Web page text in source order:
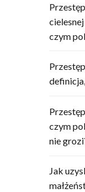
czym
czym
nie
Jak